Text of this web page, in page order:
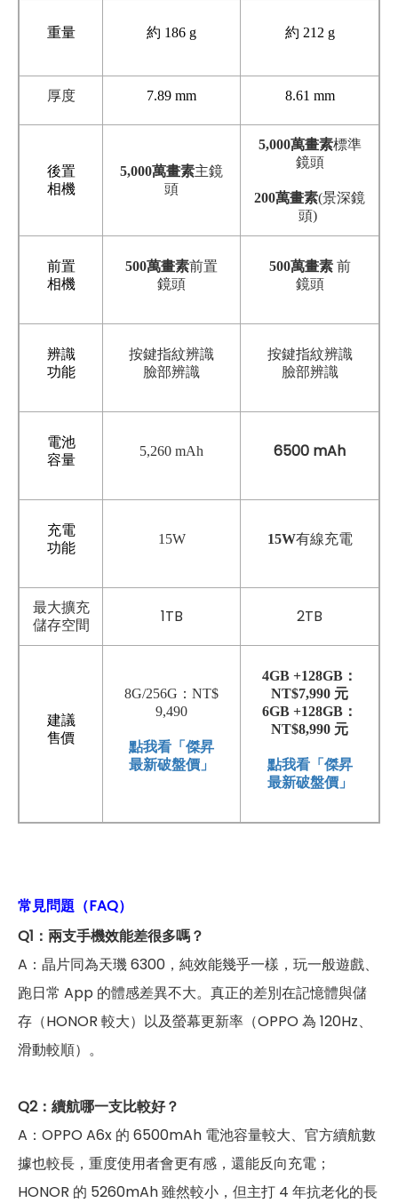
重量 約 186 g 約 212 g
厚度 7.89 mm 8.61 mm
後置
相機
5,000萬畫素主鏡
頭
5,000萬畫素標準
鏡頭
200萬畫素(景深鏡
頭)
前置
相機
500萬畫素前置
鏡頭
500萬畫素前
鏡頭
辨識
功能
按鍵指紋辨識
臉部辨識
按鍵指紋辨識
臉部辨識
電池
容量
5,260 mAh 6500 mAh
充電
功能
15W 15W有線充電
最大擴充
儲存空間
1TB 2TB
建議
售價
8G/256G：NT$
9,490
點我看「傑昇
最新破盤價」
4GB +128GB：
NT$7,990 元
6GB +128GB：
NT$8,990 元
點我看「傑昇
最新破盤價」
常見問題（FAQ）
Q1：兩支手機效能差很多嗎？
A：晶片同為天璣 6300，純效能幾乎一樣，玩一般遊戲、
跑日常 App 的體感差異不大。真正的差別在記憶體與儲
存（HONOR 較大）以及螢幕更新率（OPPO 為 120Hz、
滑動較順）。
Q2：續航哪一支比較好？
A：OPPO A6x 的 6500mAh 電池容量較大、官方續航數
據也較長，重度使用者會更有感，還能反向充電；
HONOR 的 5260mAh 雖然較小，但主打 4 年抗老化的長